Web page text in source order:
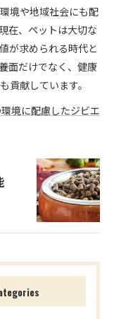
境や地域社会にも配
在、ペットは大切な
が求められる時代と
面だけでなく、健康
貢献しています。
境に配慮したジビエ